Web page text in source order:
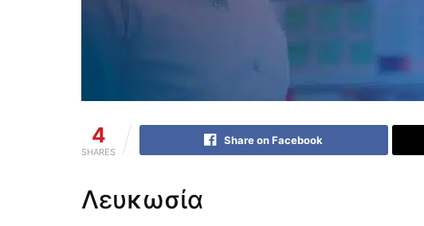
4
SHARES
Share on Facebook
Λευκωσία